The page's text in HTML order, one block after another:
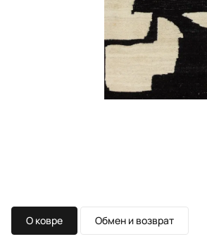
О ковре Обмен и возврат